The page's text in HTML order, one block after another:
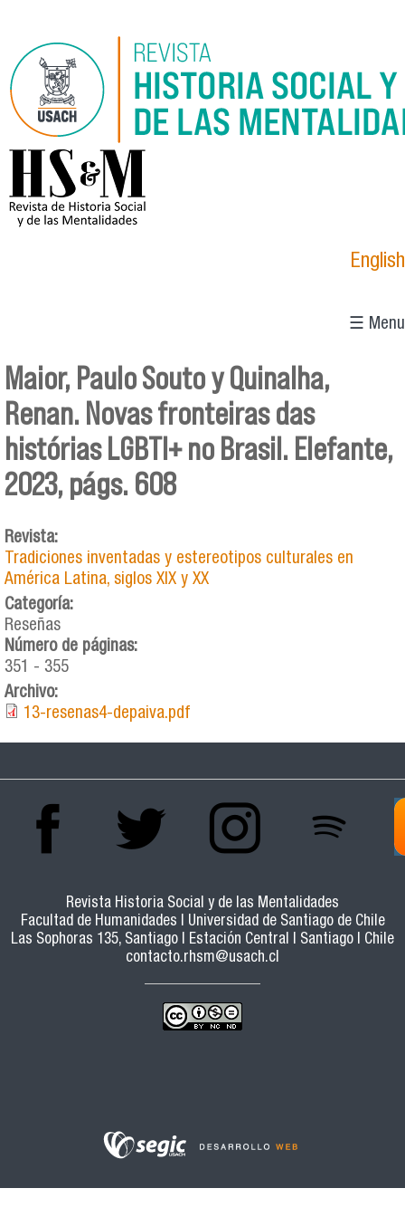
logo_hsm_2021.png
English
☰ Menu
Se encuentra usted aquí
Maior, Paulo Souto y Quinalha,
Renan. Novas fronteiras das
histórias LGBTI+ no Brasil. Elefante,
2023, págs. 608
Revista:
Tradiciones inventadas y estereotipos culturales en
América Latina, siglos XIX y XX
Categoría:
Reseñas
Número de páginas:
351 - 355
Archivo:
13-resenas4-depaiva.pdf
Revista Historia Social y de las Mentalidades
Facultad de Humanidades | Universidad de Santiago de Chile
Las Sophoras 135, Santiago | Estación Central | Santiago | Chile
contacto.rhsm@usach.cl